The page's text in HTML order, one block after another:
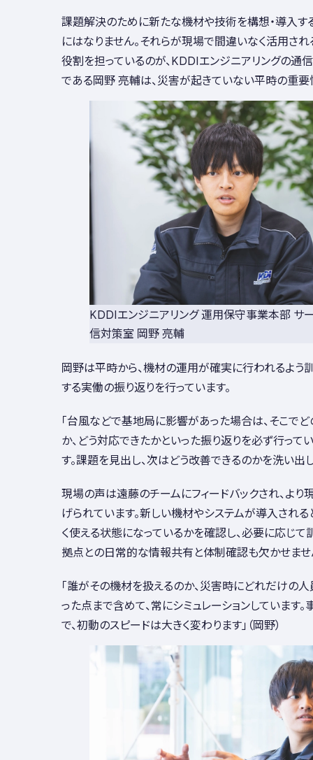
課題解決のために新たな機材や技術を構想・導入
にはなりません。それらが現場で間違いなく活用され
役割を担っているのが、KDDIエンジニアリングの通
である岡野 亮輔は、災害が起きていない平時の重要
KDDIエンジニアリング 運用保守事業本部 サ
信対策室 岡野 亮輔
岡野は平時から、機材の運用が確実に行われるよう
する実働の振り返りを行っています。
「台風などで基地局に影響があった場合は、そこで
か、どう対応できたかといった振り返りを必ず行って
す。課題を見出し、次はどう改善できるのかを洗い出し
現場の声は遠藤のチームにフィードバックされ、よ
げられています。新しい機材やシステムが導入され
く使える状態になっているかを確認し、必要に応じ
拠点との日常的な情報共有と体制確認も欠かせませ
「誰がその機材を扱えるのか、災害時にどれだけの
った点まで含めて、常にシミュレーションしています
で、初動のスピードは大きく変わります」（岡野）